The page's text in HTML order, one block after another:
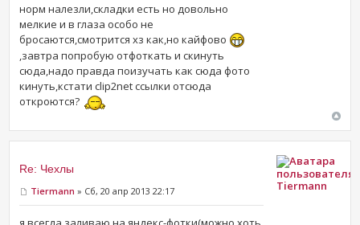
норм налезли,складки есть но довольно
мелкие и в глаза особо не
бросаются,смотрится хз как,но кайфово
,завтра попробую отфоткать и скинуть
сюда,надо правда поизучать как сюда фото
кинуть,кстати clip2net ссылки отсюда
откроются?
Re: Чехлы
Tiermann » Сб, 20 апр 2013 22:17 Tiermann